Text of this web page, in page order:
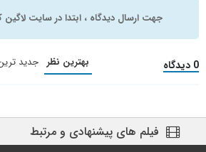
جهت ارسال دیدگاه ، ابتدا در سایت لاگین
0 دیدگاه بهترین نظر جدید
فیلم های پیشنهادی و مرتبط